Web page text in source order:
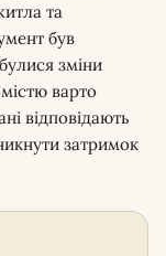
та
був
зміни
варто
відповідають
затримок